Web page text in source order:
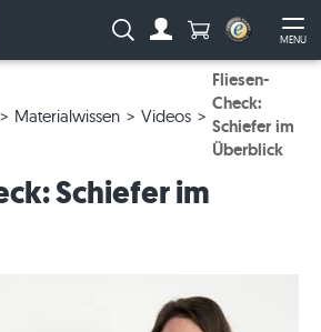
MENU
Suche: Anzahl
Materialwissen Videos
Fliesen-
Check:
Schiefer im
Überblick
Schiefer im